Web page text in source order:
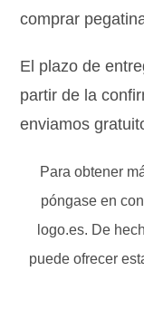
comprar
El plazo de
partir de la
enviamos
Para obtener
póngase en
logo.es. De
puede ofrecer